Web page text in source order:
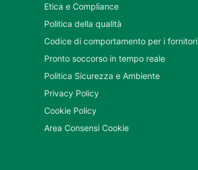
Etica e Compliance
Politica della qualità
Codice di comportamento per i fornitori
Pronto soccorso in tempo reale
Politica Sicurezza e Ambiente
Privacy Policy
Cookie Policy
Area Consensi Cookie